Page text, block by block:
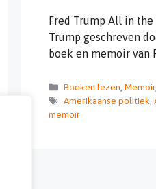
Fred Trump All in
Trump geschreven
boek en memoir van
Categorieën
Boeken lezen Memoir,
Tags
Amerikaanse politiek
memoir